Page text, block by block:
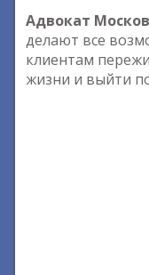
Адвокат
делают все
клиентам
жизни и выйти